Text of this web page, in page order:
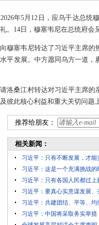
年5月12日，应乌干达总
。14日，穆塞韦尼在总统府会
穆塞韦尼转达了习近平主席
平发展。中方愿同乌方一道
洛桑江村转达对习近平主席
彼此核心利益和重大关切问题
推荐给朋友：
相关新闻：
习近平：只有不断发展，才
习近平：这是一个充满挑战
习近平：只有各国人民都过
习近平：要真心实意谋发展、
习近平：共建团结、平等、
习近平：中国将采取务实举